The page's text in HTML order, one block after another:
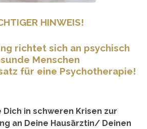
HINWEIS!
richtet sich an psychisch
Menschen
für eine Psychotherapie!
Dich in schweren Krisen zur
an Deine Hausärztin/ Deinen